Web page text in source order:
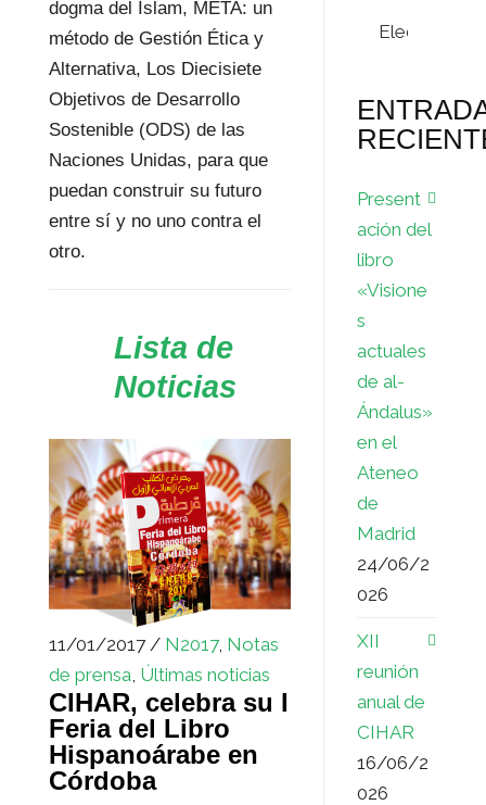
dogma del Islam, META: un
método de Gestión Ética y
Alternativa, Los Diecisiete
Objetivos de Desarrollo
Sostenible (ODS) de las
Naciones Unidas, para que
puedan construir su futuro
entre sí y no uno contra el
otro.
Lista de
Noticias
11/01/2017 / N2017, Notas
de prensa, Últimas noticias
CIHAR, celebra su I
Feria del Libro
Hispanoárabe en
Córdoba
Present
ación del
libro
«Visione
s
actuales
de al-
Ándalus»
en el
Ateneo
de
Madrid
24/06/2
026
XII
reunión
anual de
CIHAR
16/06/2
026